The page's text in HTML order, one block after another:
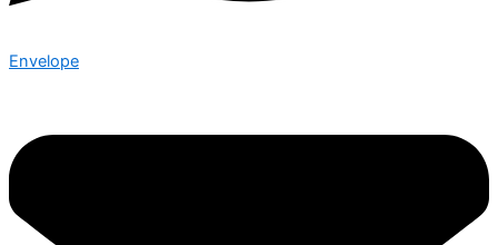
Envelope